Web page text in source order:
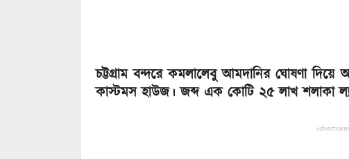
চট্টগ্রাম বন্দরে কমলালেবু আমদানির ঘোষণা
কাস্টমস হাউজ। জব্দ এক কোটি ২৫ লাখ শলাকা